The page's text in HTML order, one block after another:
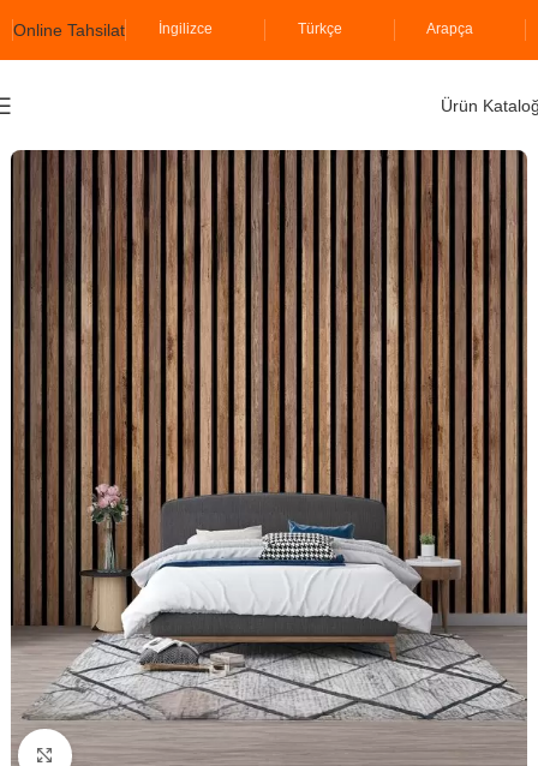
Online Tahsilat İngilizce Türkçe Arapça
Ürün
Click to enlarge